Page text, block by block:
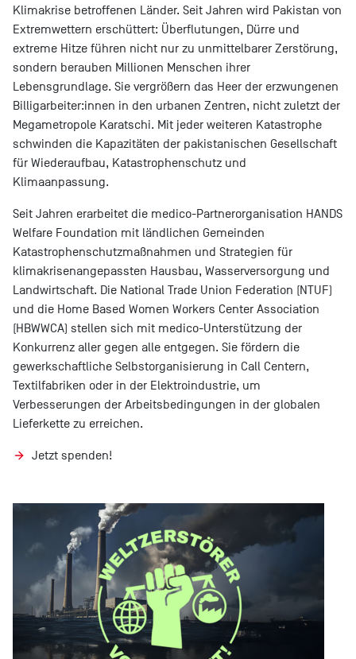
Klimakrise betroffenen Länder. Seit Jahren wird Pakistan von
Extremwettern erschüttert: Überflutungen, Dürre und
extreme Hitze führen nicht nur zu unmittelbarer Zerstörung,
sondern berauben Millionen Menschen ihrer
Lebensgrundlage. Sie vergrößern das Heer der erzwungenen
Billigarbeiter:innen in den urbanen Zentren, nicht zuletzt der
Megametropole Karatschi. Mit jeder weiteren Katastrophe
schwinden die Kapazitäten der pakistanischen Gesellschaft
für Wiederaufbau, Katastrophenschutz und
Klimaanpassung.
Seit Jahren erarbeitet die medico-Partnerorganisation HANDS
Welfare Foundation mit ländlichen Gemeinden
Katastrophenschutzmaßnahmen und Strategien für
klimakrisenangepassten Hausbau, Wasserversorgung und
Landwirtschaft. Die National Trade Union Federation (NTUF)
und die Home Based Women Workers Center Association
(HBWWCA) stellen sich mit medico-Unterstützung der
Konkurrenz aller gegen alle entgegen. Sie fördern die
gewerkschaftliche Selbstorganisierung in Call Centern,
Textilfabriken oder in der Elektroindustrie, um
Verbesserungen der Arbeitsbedingungen in der globalen
Lieferkette zu erreichen.
Jetzt spenden!